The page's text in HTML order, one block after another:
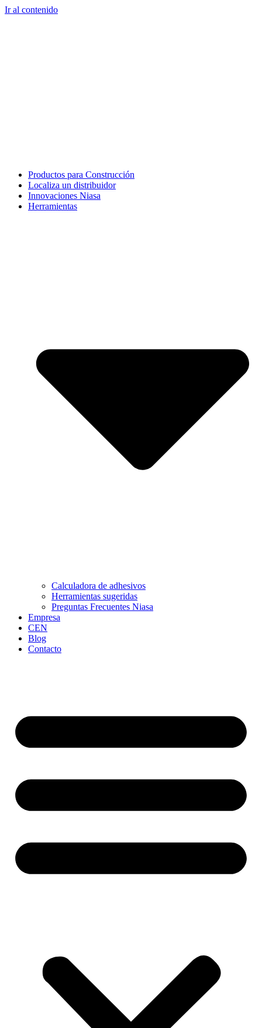
Ir al contenido
Productos para Construcción
Localiza un distribuidor
Innovaciones Niasa
Herramientas
Calculadora de adhesivos
Herramientas sugeridas
Preguntas Frecuentes Niasa
Empresa
CEN
Blog
Contacto